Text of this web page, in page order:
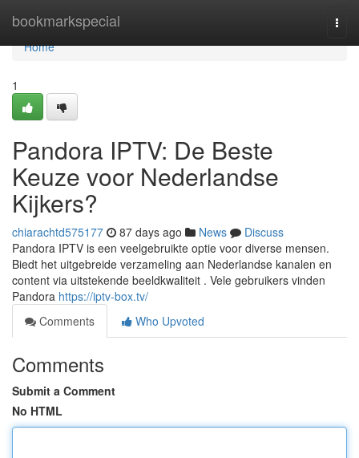
bookmarkspecial
Home
Home
1
Pandora IPTV: De Beste
Keuze voor Nederlandse
Kijkers?
chiarachtd575177 87 days ago News
Discuss
Pandora IPTV is een veelgebruikte optie voor diverse mensen.
Biedt het uitgebreide verzameling aan Nederlandse kanalen en
content via uitstekende beeldkwaliteit . Vele gebruikers vinden
Pandora https://iptv-box.tv/
Comments
Who Upvoted
Comments
Submit a Comment
No HTML